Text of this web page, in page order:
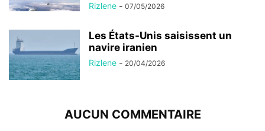
Rizlene - 07/05/2026
Les États-Unis saisissent un
navire iranien
Rizlene - 20/04/2026
AUCUN COMMENTAIRE